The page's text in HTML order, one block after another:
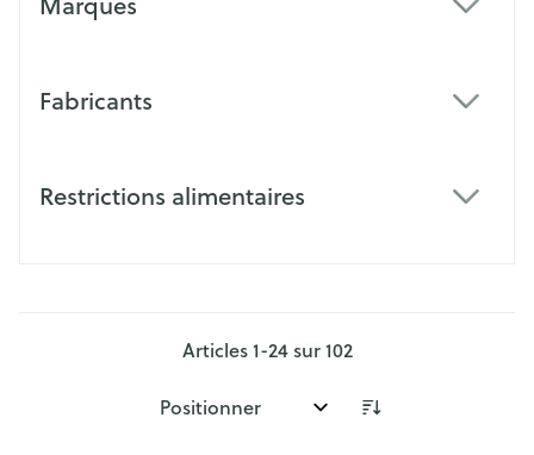
Fabricants
Restrictions alimentaires
Articles1-24sur102
Trier par: